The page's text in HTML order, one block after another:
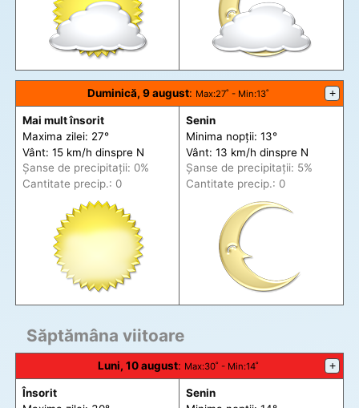
Duminică, 9 august: Max:27˚ - Min:13˚ +
Mai mult însorit
Maxima zilei: 27°
Vânt: 15 km/h dinspre N
Șanse de precipitații: 0%
Cantitate precip.: 0
Senin
Minima nopții: 13°
Vânt: 13 km/h dinspre N
Șanse de precipitații: 5%
Cantitate precip.: 0
Săptămâna viitoare
Luni, 10 august: Max:30˚ - Min:14˚ +
Însorit
Senin